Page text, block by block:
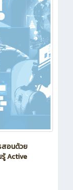
สอนด้วย
รู้ Active